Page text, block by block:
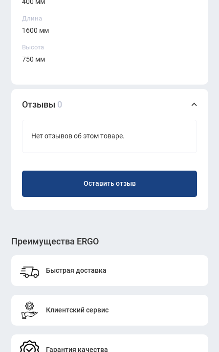
400 мм
Длина
1600 мм
Высота
750 мм
Отзывы 0
Нет отзывов об этом товаре.
Оставить отзыв
Преимущества ERGO
Быстрая доставка
Клиентский сервис
Гарантия качества